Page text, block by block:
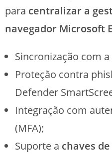
para centralizar a
navegador Microsoft
Sincronização com
Proteção contra
Defender
Integração com
(MFA);
Suporte a chaves